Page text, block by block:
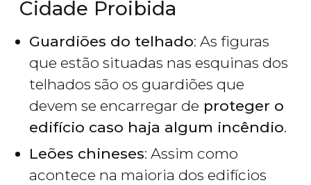
Cidade Proibida
Guardiões do telhado: As figuras
que estão situadas nas esquinas dos
telhados são os guardiões que
devem se encarregar de proteger o
edifício caso haja algum incêndio.
Leões chineses: Assim como
acontece na maioria dos edifícios